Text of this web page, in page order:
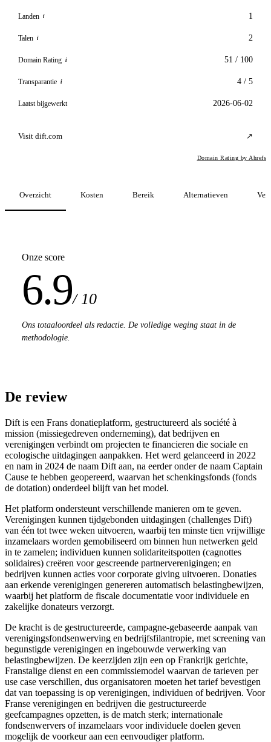
Landen i 1
Talen i 2
Domain Rating i 51 / 100
Transparantie i 4 / 5
Laatst bijgewerkt 2026-06-02
Visit dift.com ↗
Domain Rating by Ahrefs
Overzicht Kosten Bereik Alternatieven
Onze score
6.9/ 10
Ons totaaloordeel als redactie. De volledige weging staat in de
methodologie.
De review
Dift is een Frans donatieplatform, gestructureerd als société à
mission (missiegedreven onderneming), dat bedrijven en
verenigingen verbindt om projecten te financieren die sociale en
ecologische uitdagingen aanpakken. Het werd gelanceerd in 2022
en nam in 2024 de naam Dift aan, na eerder onder de naam Captain
Cause te hebben geopereerd, waarvan het schenkingsfonds (fonds
de dotation) onderdeel blijft van het model.
Het platform ondersteunt verschillende manieren om te geven.
Verenigingen kunnen tijdgebonden uitdagingen (challenges Dift)
van één tot twee weken uitvoeren, waarbij ten minste tien vrijwillige
inzamelaars worden gemobiliseerd om binnen hun netwerken geld
in te zamelen; individuen kunnen solidariteitspotten (cagnottes
solidaires) creëren voor gescreende partnerverenigingen; en
bedrijven kunnen acties voor corporate giving uitvoeren. Donaties
aan erkende verenigingen genereren automatisch belastingbewijzen,
waarbij het platform de fiscale documentatie voor individuele en
zakelijke donateurs verzorgt.
De kracht is de gestructureerde, campagne-gebaseerde aanpak van
verenigingsfondsenwerving en bedrijfsfilantropie, met screening van
begunstigde verenigingen en ingebouwde verwerking van
belastingbewijzen. De keerzijden zijn een op Frankrijk gerichte,
Franstalige dienst en een commissiemodel waarvan de tarieven per
use case verschillen, dus organisatoren moeten het tarief bevestigen
dat van toepassing is op verenigingen, individuen of bedrijven. Voor
Franse verenigingen en bedrijven die gestructureerde
geefcampagnes opzetten, is de match sterk; internationale
fondsenwervers of inzamelaars voor individuele doelen geven
mogelijk de voorkeur aan een eenvoudiger platform.